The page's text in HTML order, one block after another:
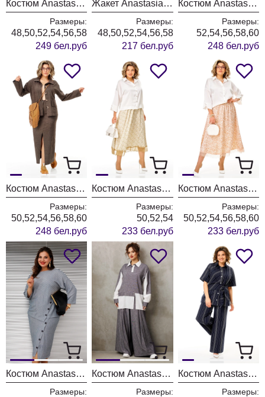
Костюм Anastasia 1397 графит
Размеры:
48,50,52,54,56,58
249 бел.руб
Жакет Anastasia 1392 черно-белый
Размеры:
48,50,52,54,56,58
217 бел.руб
Костюм Anastasia 1384 сливочный
Размеры:
52,54,56,58,60
248 бел.руб
Костюм Anastasia 1384 шоколад
Размеры:
50,52,54,56,58,60
248 бел.руб
Костюм Anastasia 1322 белый + цветы
Размеры:
50,52,54
233 бел.руб
Костюм Anastasia 1322 белый + карамель
Размеры:
50,52,54,56,58,60
233 бел.руб
Костюм Anastasia 1312-1 серо-голубой
Размеры:
Костюм Anastasia 1242-3 деним
Размеры:
Костюм Anastasia 1395 темно-синий
Размеры: